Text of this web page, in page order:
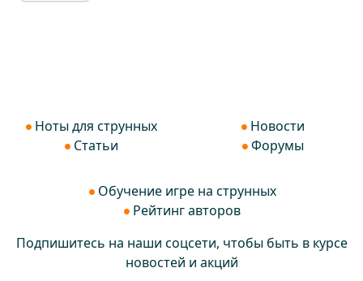
Ноты для струнных
Статьи
Новости
Форумы
Обучение игре на струнных
Рейтинг авторов
Подпишитесь на наши соцсети, чтобы быть в курсе
новостей и акций